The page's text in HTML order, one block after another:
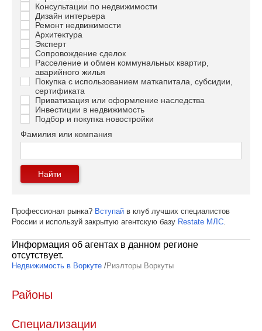
Консультации по недвижимости
Дизайн интерьера
Ремонт недвижимости
Архитектура
Эксперт
Сопровождение сделок
Расселение и обмен коммунальных квартир,
аварийного жилья
Покупка с использованием маткапитала, субсидии,
сертификата
Приватизация или оформление наследства
Инвестиции в недвижимость
Подбор и покупка новостройки
Фамилия или компания
Найти
Профессионал рынка? Вступай в клуб лучших специалистов
России и используй закрытую агентскую базу Restate МЛС.
Информация об агентах в данном регионе
отсутствует.
Недвижимость в Воркуте /Риэлторы Воркуты
Районы
Специализации